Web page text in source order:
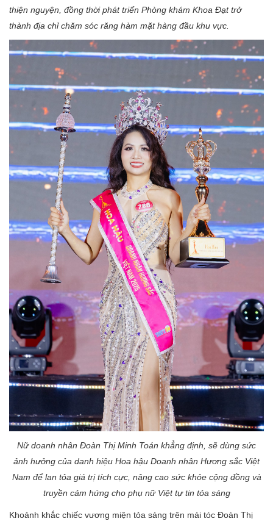
thiện nguyện, đồng thời phát triển Phòng khám Khoa Đạt trở
thành địa chỉ chăm sóc răng hàm mặt hàng đầu khu vực.
Nữ doanh nhân Đoàn Thị Minh Toán khẳng định, sẽ dùng sức
ảnh hưởng của danh hiệu Hoa hậu Doanh nhân Hương sắc Việt
Nam để lan tỏa giá trị tích cực, nâng cao sức khỏe cộng đồng và
truyền cảm hứng cho phụ nữ Việt tự tin tỏa sáng
Khoảnh khắc chiếc vương miện tỏa sáng trên mái tóc Đoàn Thị